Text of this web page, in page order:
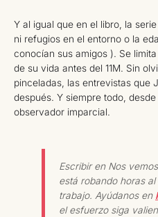
Y al igual que en el libro, la
ni refugios en el entorno o la
conocían sus amigos ). Se
de su vida antes del 11M. Sin
pinceladas, las entrevistas que
después. Y siempre todo,
observador imparcial.
Escribir en Nos
está robando horas
trabajo. Ayúdanos en
el esfuerzo siga